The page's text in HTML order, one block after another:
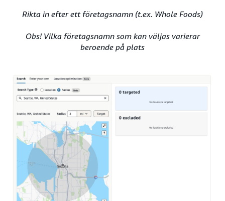
Rikta in efter ett företagsnamn (t.ex. Whole Foods)
Obs! Vilka företagsnamn som kan väljas varierar
beroende på plats